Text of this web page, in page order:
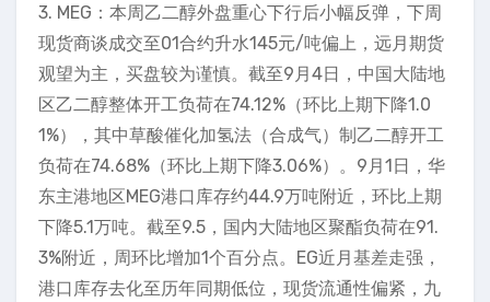
3. MEG：本周乙二醇外盘重心下行后小幅反弹，下周
现货商谈成交至01合约升水145元/吨偏上，远月期货
观望为主，买盘较为谨慎。截至9月4日，中国大陆地
区乙二醇整体开工负荷在74.12%（环比上期下降1.0
1%），其中草酸催化加氢法（合成气）制乙二醇开工
负荷在74.68%（环比上期下降3.06%）。9月1日，华
东主港地区MEG港口库存约44.9万吨附近，环比上期
下降5.1万吨。截至9.5，国内大陆地区聚酯负荷在91.
3%附近，周环比增加1个百分点。EG近月基差走强，
港口库存去化至历年同期低位，现货流通性偏紧，九